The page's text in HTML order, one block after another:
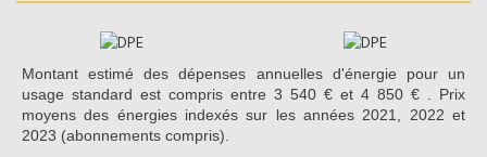
Montant estimé des dépenses annuelles d'énergie pour un
usage standard est compris entre 3 540 € et 4 850 € . Prix
moyens des énergies indexés sur les années 2021, 2022 et
2023 (abonnements compris).